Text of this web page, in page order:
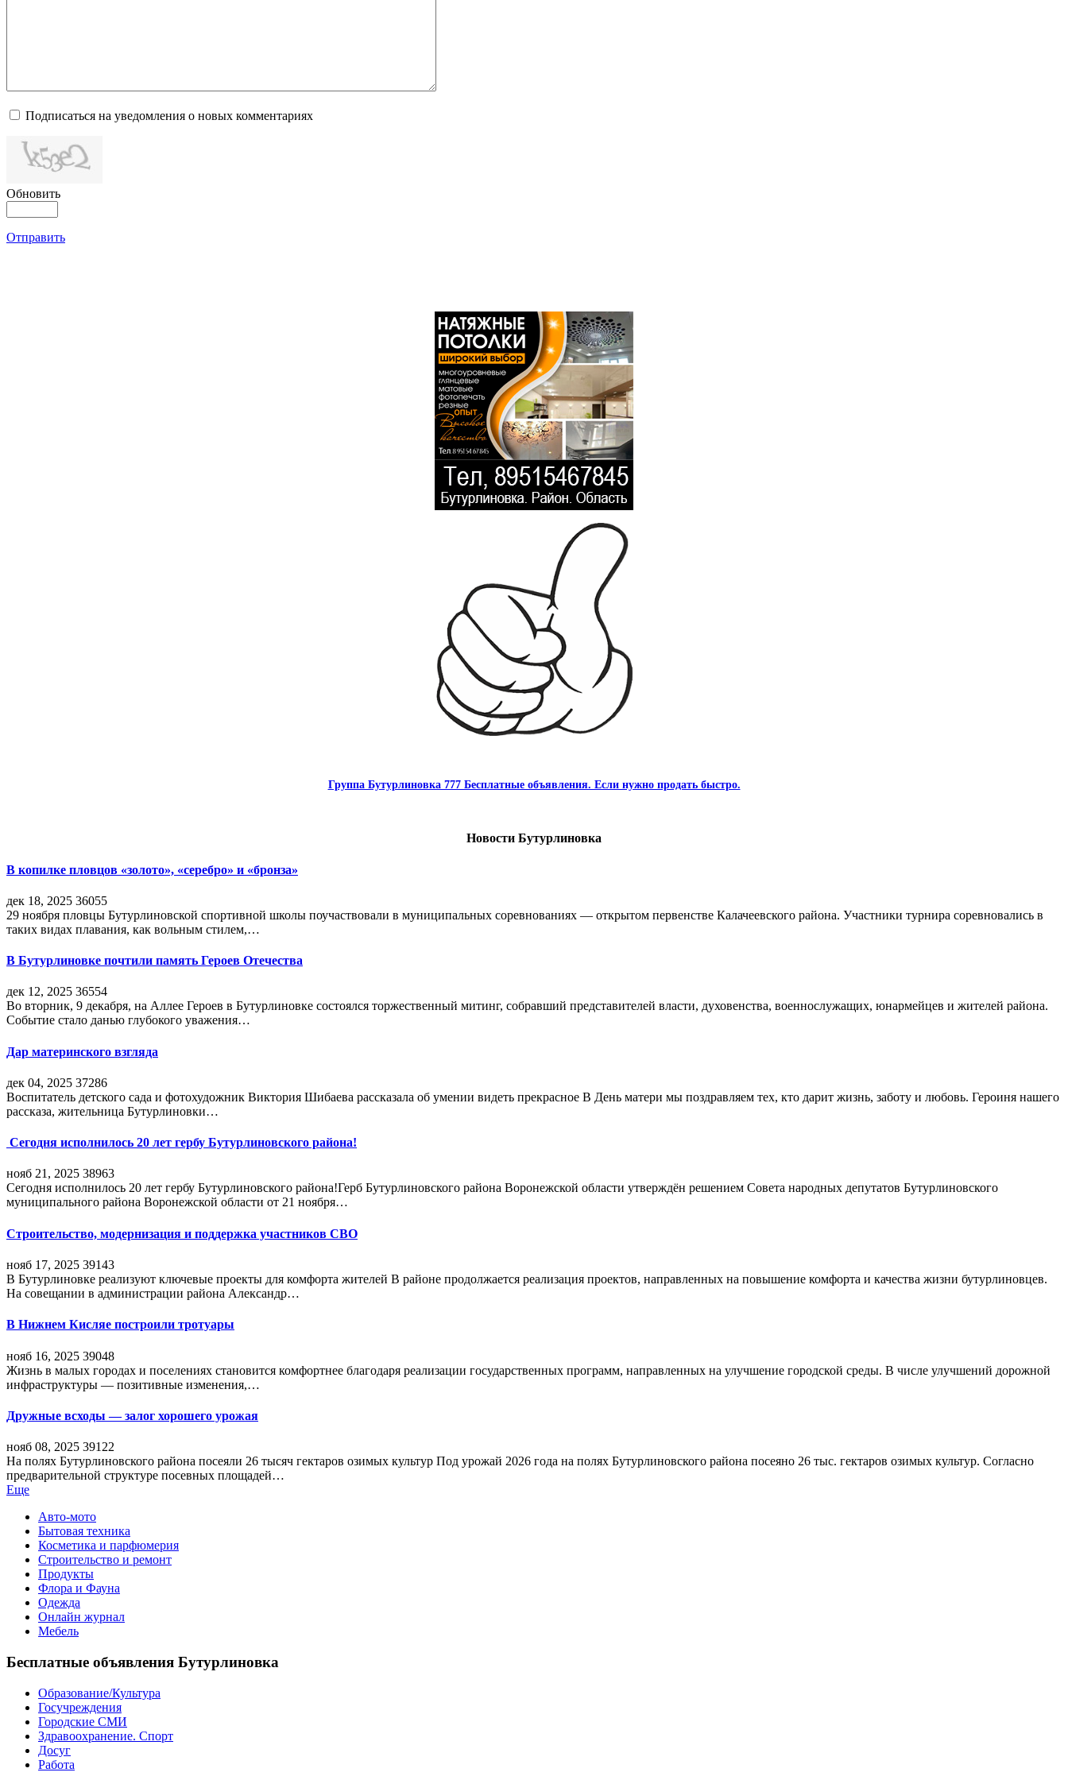
Подписаться на уведомления о новых комментариях
Обновить
Отправить
Группа Бутурлиновка 777 Бесплатные объявления. Если нужно продать быстро.
Новости Бутурлиновка
В копилке пловцов «золото», «серебро» и «бронза»
дек 18, 2025 36055
29 ноября пловцы Бутурлиновской спортивной школы поучаствовали в муниципальных соревнованиях — открытом первенстве Калачеевского района. Участники турнира соревновались в
таких видах плавания, как вольным стилем,…
В Бутурлиновке почтили память Героев Отечества
дек 12, 2025 36554
Во вторник, 9 декабря, на Аллее Героев в Бутурлиновке состоялся торжественный митинг, собравший представителей власти, духовенства, военнослужащих, юнармейцев и жителей района.
Событие стало данью глубокого уважения…
Дар материнского взгляда
дек 04, 2025 37286
Воспитатель детского сада и фотохудожник Виктория Шибаева рассказала об умении видеть прекрасное В День матери мы поздравляем тех, кто дарит жизнь, заботу и любовь. Героиня нашего
рассказа, жительница Бутурлиновки…
Сегодня исполнилось 20 лет гербу Бутурлиновского района!
нояб 21, 2025 38963
Сегодня исполнилось 20 лет гербу Бутурлиновского района!Герб Бутурлиновского района Воронежской области утверждён решением Совета народных депутатов Бутурлиновского
муниципального района Воронежской области от 21 ноября…
Строительство, модернизация и поддержка участников СВО
нояб 17, 2025 39143
В Бутурлиновке реализуют ключевые проекты для комфорта жителей В районе продолжается реализация проектов, направленных на повышение комфорта и качества жизни бутурлиновцев.
На совещании в администрации района Александр…
В Нижнем Кисляе построили тротуары
нояб 16, 2025 39048
Жизнь в малых городах и поселениях становится комфортнее благодаря реализации государственных программ, направленных на улучшение городской среды. В числе улучшений дорожной
инфраструктуры — позитивные изменения,…
Дружные всходы — залог хорошего урожая
нояб 08, 2025 39122
На полях Бутурлиновского района посеяли 26 тысяч гектаров озимых культур Под урожай 2026 года на полях Бутурлиновского района посеяно 26 тыс. гектаров озимых культур. Согласно
предварительной структуре посевных площадей…
Еще
Авто-мото
Бытовая техника
Косметика и парфюмерия
Строительство и ремонт
Продукты
Флора и Фауна
Одежда
Онлайн журнал
Мебель
Бесплатные объявления Бутурлиновка
Образование/Культура
Госучреждения
Городские СМИ
Здравоохранение. Спорт
Досуг
Работа